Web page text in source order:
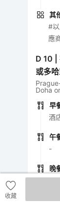
其
#
應
D10 |
或多
Doha
早
酒
午
-
晚
航
酒
收藏